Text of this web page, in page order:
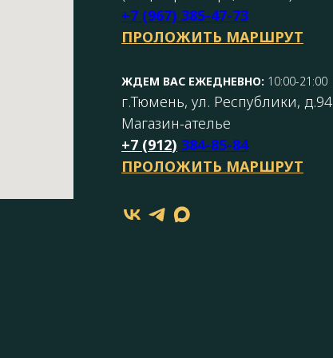
+7 (967) 385-47-73
ПРОЛОЖИТЬ МАРШРУТ
ЖДЕМ ВАС ЕЖЕДНЕВНО: 10:00-21:00
г.Тюмень, ул. Республики, д.94
Магазин-ателье
+7 (912) 384-85-84
ПРОЛОЖИТЬ МАРШРУТ